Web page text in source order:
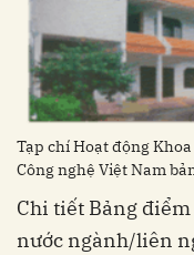
Tạp chí Hoạt động
Công nghệ Việt Nam
Chi tiết Bảng
nước ngành/liên